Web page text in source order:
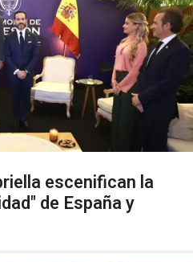
escenifican la
de España y